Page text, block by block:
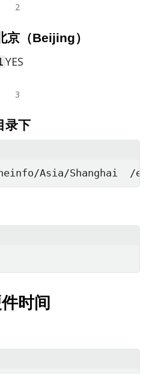
2
京（Beijing）
YES
3
录下
Asia/Shanghai  /
时间